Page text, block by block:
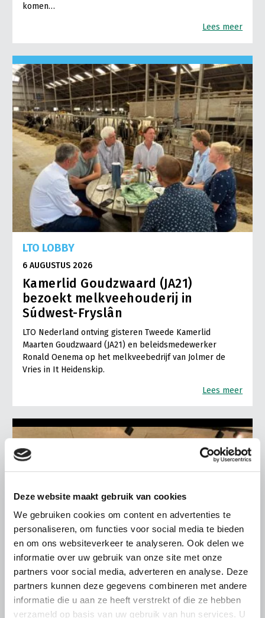
Deze website maakt gebruik van cookies
We gebruiken cookies om content en advertenties te
personaliseren, om functies voor social media te bieden
en om ons websiteverkeer te analyseren. Ook delen we
informatie over uw gebruik van onze site met onze
partners voor social media, adverteren en analyse. Deze
partners kunnen deze gegevens combineren met andere
informatie die u aan ze heeft verstrekt of die ze hebben
verzameld op basis van uw gebruik van hun services. U
komen…
Lees meer
LTO LOBBY
6 AUGUSTUS 2026
Kamerlid Goudzwaard (JA21)
bezoekt melkveehouderij in
Súdwest-Fryslân
LTO Nederland ontving gisteren Tweede Kamerlid
Maarten Goudzwaard (JA21) en beleidsmedewerker
Ronald Oenema op het melkveebedrijf van Jolmer de
Vries in It Heidenskip.
Lees meer
ALGEMENE INFORMATIE